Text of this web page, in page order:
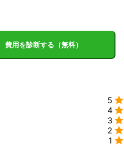
ィには絶対的な自信があります。
費用を診断する（無料）
5 
4 
3 
2 
1 